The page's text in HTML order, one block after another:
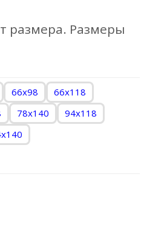
размера. Размеры
66x98
66х118
78х140
94х118